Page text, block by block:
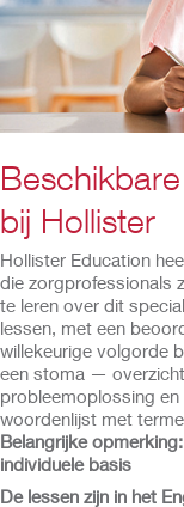
bij Hollister
Hollister Education
die zorgprofessionals
te leren over dit
lessen, met een
willekeurige volgorde
een stoma —
probleemoplossing
woordenlijst met
Belangrijke
individuele basis
De lessen zijn in het